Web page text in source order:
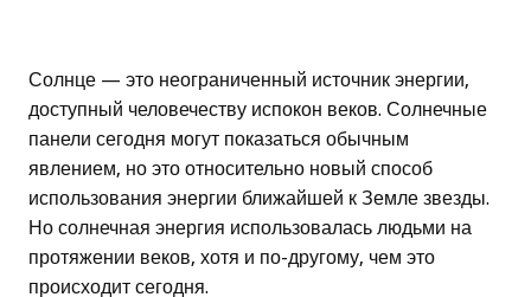
Солнце — это неограниченный источник энергии,
доступный человечеству испокон веков. Солнечные
панели сегодня могут показаться обычным
явлением, но это относительно новый способ
использования энергии ближайшей к Земле звезды.
Но солнечная энергия использовалась людьми на
протяжении веков, хотя и по-другому, чем это
происходит сегодня.